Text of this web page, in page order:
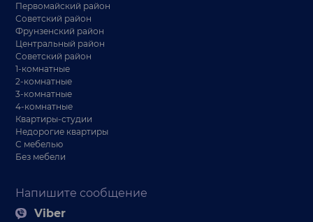
Напишите сообщение
Viber
Первомайский район
Советский район
Фрунзенский район
Центральный район
Советский район
1-комнатные
2-комнатные
3-комнатные
4-комнатные
Квартиры-студии
Недорогие квартиры
С мебелью
Без мебели